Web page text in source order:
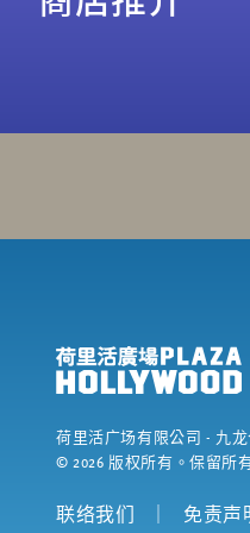
荷里活广场有限公司 - 九
©2026 版权所有。保留所
联络我们 ｜ 免责声